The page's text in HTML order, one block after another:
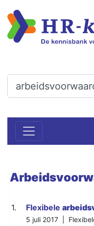
1. Flexibele
5 juli 2017 |